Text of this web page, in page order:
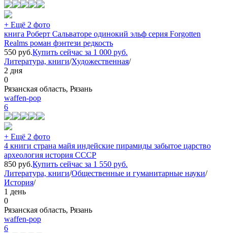
+ Ещё 2 фото
книга Роберт Сальваторе одинокий эльф серия Forgotten
Realms роман фэнтези редкость
550 руб.Купить сейчас за 1 000 руб.
Литература, книги/Художественная/
2 дня
0
Рязанская область, Рязань
waffen-pop
6
+ Ещё 2 фото
4 книги страна майя индейские пирамиды забытое царство
археология история СССР
850 руб.Купить сейчас за 1 550 руб.
Литература, книги/Общественные и гуманитарные науки/
История/
1 день
0
Рязанская область, Рязань
waffen-pop
6